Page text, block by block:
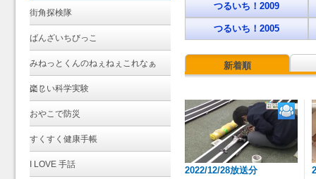
街角探検隊
ばんざいちびっこ
みねっとくんのねぇねぇこれなぁ
に？
楽しい科学実験
おやこで防災
すくすく健康手帳
I LOVE 手話
つるいち！2009
つるいち！2005
新着順
2022/12/28放送分